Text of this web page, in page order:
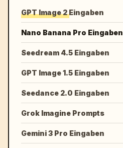
GPT Image 2 Eingaben
Nano Banana Pro Eingaben
Seedream 4.5 Eingaben
GPT Image 1.5 Eingaben
Seedance 2.0 Eingaben
Grok Imagine Prompts
Gemini 3 Pro Eingaben